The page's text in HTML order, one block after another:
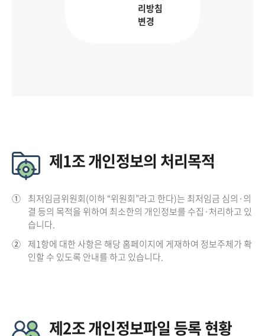
리방침
변경
제1조 개인정보의 처리목적
① 최저임금위원회(이하 “위원회”라고 한다)는 최저임금 심의·의
결 등의 목적을 위하여 최소한의 개인정보를 수집·처리하고 있
습니다.
② 제1항에 대한 사항은 해당 홈페이지에 게재하여 정보주체가 확
인할 수 있도록 안내를 하고 있습니다.
제2조 개인정보파일 등록 현황